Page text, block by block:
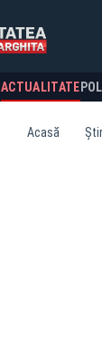
ACTUALITATE
Acasă